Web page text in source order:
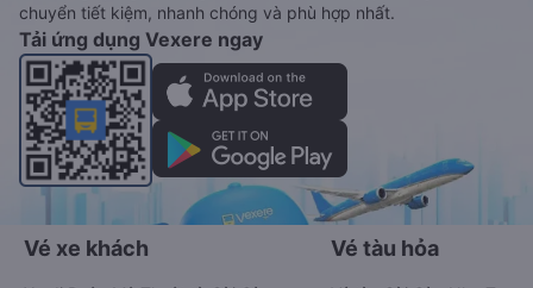
chuyển tiết kiệm, nhanh chóng và phù hợp nhất.
Tải ứng dụng Vexere ngay
Vé xe khách Vé tàu hỏa